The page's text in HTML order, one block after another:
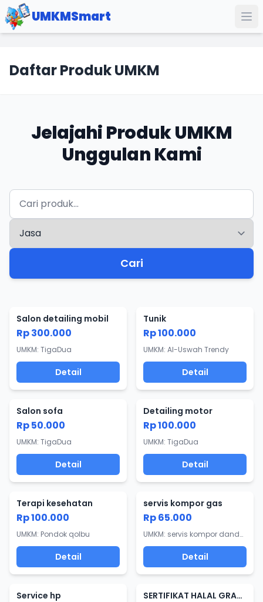
UMKMSmart
Daftar Produk UMKM
Jelajahi Produk UMKM
Unggulan Kami
Cari
Salon detailing mobil
Rp 300.000
UMKM: TigaDua
Detail
Tunik
Rp 100.000
UMKM: Al-Uswah Trendy
Detail
Salon sofa
Rp 50.000
UMKM: TigaDua
Detail
Detailing motor
Rp 100.000
UMKM: TigaDua
Detail
Terapi kesehatan
Rp 100.000
UMKM: Pondok qolbu
Detail
servis kompor gas
Rp 65.000
UMKM: servis kompor dandan.idwd
Detail
Service hp SERTIFIKAT HALAL GRATIS